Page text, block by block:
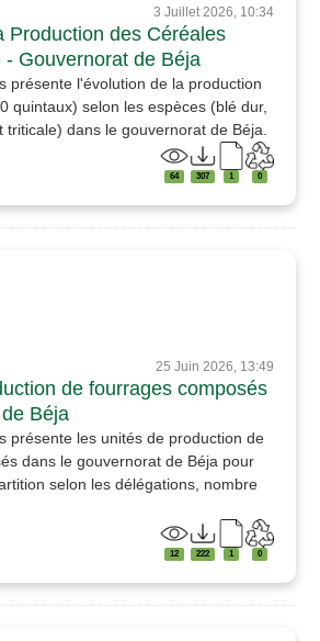
3 Juillet 2026, 10:34
Production des Céréales
- Gouvernorat de Béja
présente l'évolution de la production
quintaux) selon les espèces (blé dur,
triticale) dans le gouvernorat de Béja.
64 307 1 0
25 Juin 2026, 13:49
de fourrages composés
Béja
présente les unités de production de
dans le gouvernorat de Béja pour
selon les délégations, nombre
12 222 1 0